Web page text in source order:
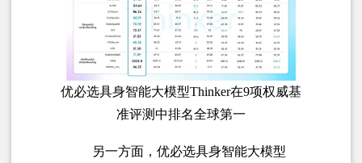
优必选具身智能大模型Thinker在9项权威基
准评测中排名全球第一
另一方面，优必选具身智能大模型